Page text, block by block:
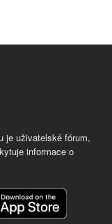
je uživatelské fórum,
informace o